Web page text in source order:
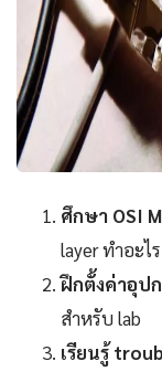
ศึกษา OSI
layer ทำอะไร
ฝึกตั้งค่าอุป
สำหรับ lab
เรียนรู้